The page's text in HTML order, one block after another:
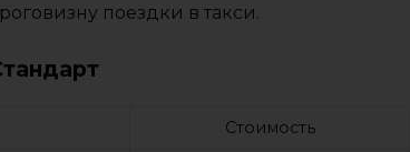
поездки в такси.
Стоимость